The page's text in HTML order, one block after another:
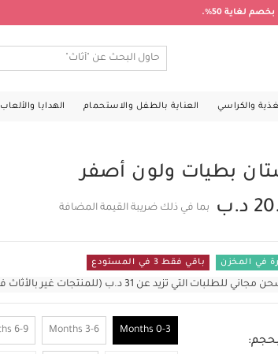
لغاية 50%.
والكراسي العناية بالطفل والاستحمام الهدايا والألعاب
بطيات ولون أصفر
د.ب
بما في ذلك ضريبة القيمة المضافة
في المخزن باقي فقط 3 في المستودع
مجاني للطلبات التي تزيد عن 31 د.ب (للمنتجات غير بالأثاث فقط)
0-3 Months
3-6 Months
6-9 Months